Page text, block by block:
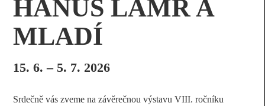
HANUŠ LAMR A
MLADÍ
15. 6. – 5. 7. 2026
Srdečně vás zveme na závěrečnou výstavu VIII. ročníku